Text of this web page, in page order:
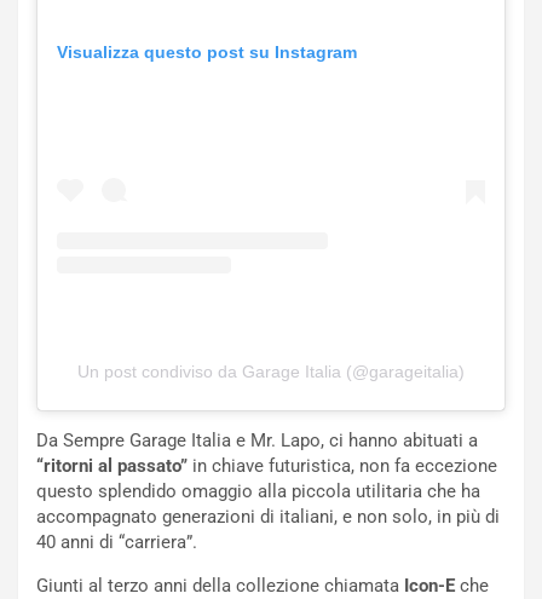
Visualizza questo post su Instagram
Un post condiviso da Garage Italia (@garageitalia)
Da Sempre Garage Italia e Mr. Lapo, ci hanno abituati a
“ritorni al passato” in chiave futuristica, non fa eccezione
questo splendido omaggio alla piccola utilitaria che ha
accompagnato generazioni di italiani, e non solo, in più di
40 anni di “carriera”.
Giunti al terzo anni della collezione chiamata Icon-E che